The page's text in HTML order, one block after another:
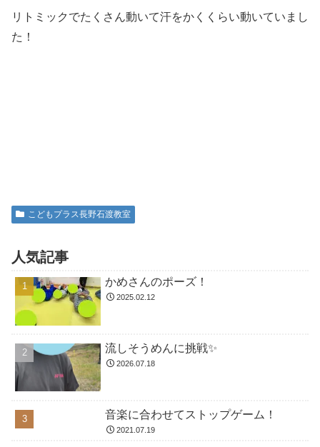
リトミックでたくさん動いて汗をかくくらい動いていまし
た！
こどもプラス長野石渡教室
人気記事
かめさんのポーズ！
2025.02.12
流しそうめんに挑戦✨
2026.07.18
音楽に合わせてストップゲーム！
2021.07.19